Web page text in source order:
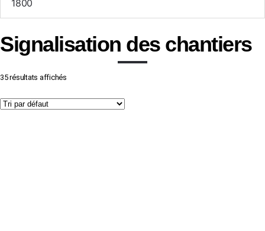
Signalisation des chantiers
35 résultats affichés